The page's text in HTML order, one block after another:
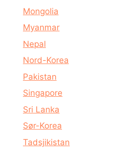
Mongolia
Myanmar
Nepal
Nord-Korea
Pakistan
Singapore
Sri Lanka
Sør-Korea
Tadsjikistan